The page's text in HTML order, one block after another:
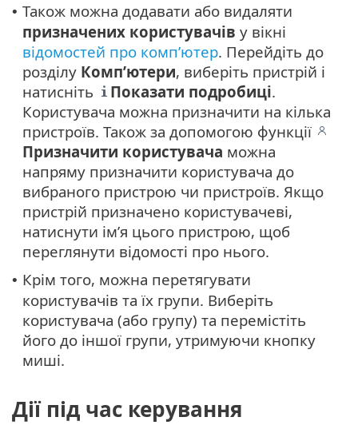
• Також можна додавати або видаляти
призначених користувачів у вікні
відомостей про комп’ютер. Перейдіть до
розділу Комп’ютери, виберіть пристрій і
натисніть
Показати подробиці.
Користувача можна призначити на кілька
пристроїв. Також за допомогою функції
Призначити користувача можна
напряму призначити користувача до
вибраного пристрою чи пристроїв. Якщо
пристрій призначено користувачеві,
натиснути ім’я цього пристрою, щоб
переглянути відомості про нього.
• Крім того, можна перетягувати
користувачів та їх групи. Виберіть
користувача (або групу) та перемістіть
його до іншої групи, утримуючи кнопку
миші.
Дії під час керування